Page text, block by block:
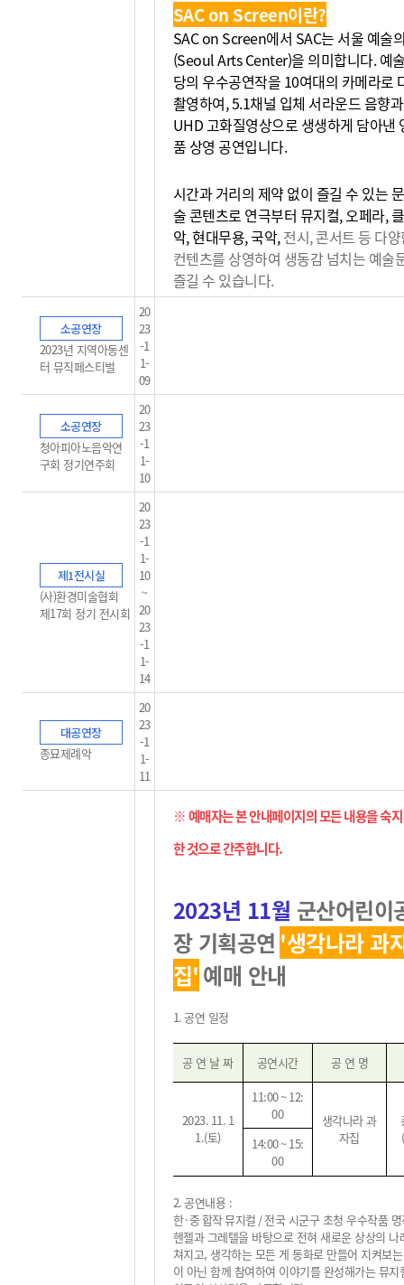
SAC on Screen이란?
SAC on Screen에서 SAC는 서울 예술
(Seoul Arts Center)을 의미합니다. 예
당의 우수공연작을 10여대의 카메라로
촬영하여, 5.1채널 입체 서라운드 음향
UHD 고화질영상으로 생생하게 담아낸
품 상영 공연입니다.
시간과 거리의 제약 없이 즐길 수 있는
술 콘텐츠로 연극부터 뮤지컬, 오페라,
악, 현대무용, 국악,전시, 콘서트 등 다
컨텐츠를 상영하여 생동감 넘치는 예술
즐길 수 있습니다.
소공연장
2023년 지역아동센
터 뮤직페스티벌
20
23
-1
1-
09
소공연장
청아피아노음악연
구회 정기연주회
20
23
-1
1-
10
제1전시실
(사)환경미술협회
제17회 정기 전시회
20
23
-1
1-
10
~
20
23
-1
1-
14
대공연장
종묘제례악
20
23
-1
1-
11
※ 예매자는 본 안내페이지의 모든 내용을 숙
한 것으로 간주합니다.
2023년 11월 군산어린이
장 기획공연 '생각나라 과
집'예매 안내
1.공연 일정
공 연 날 짜 공연시간 공 연 명
2023. 11. 1
1.(토)
11:00 ~ 12:
00
생각나라 과
자집
14:00 ~ 15:
00
2.공연내용 :
한·중 합작 뮤지컬 /전국 시군구 초청 우수작품
헨젤과 그레텔을 바탕으로 전혀 새로운 상상의 나
쳐지고, 생각하는 모든 게 동화로 만들어 지켜보
이 아닌 함께 참여하여 이야기를 완성해가는 뮤지